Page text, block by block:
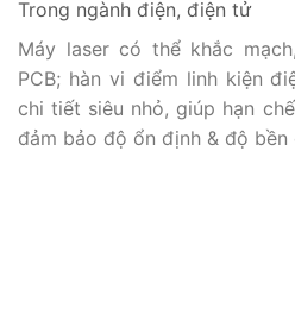
Trong ngành điện, điện tử
Máy laser có thể khắc
PCB; hàn vi điểm linh kiện
chi tiết siêu nhỏ, giúp hạn
đảm bảo độ ổn định & độ bền